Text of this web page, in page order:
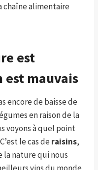
chaîne alimentaire
est
est mauvais
encore de baisse de
en raison de la
voyons à quel point
le cas de raisins,
la nature qui nous
vins du monde